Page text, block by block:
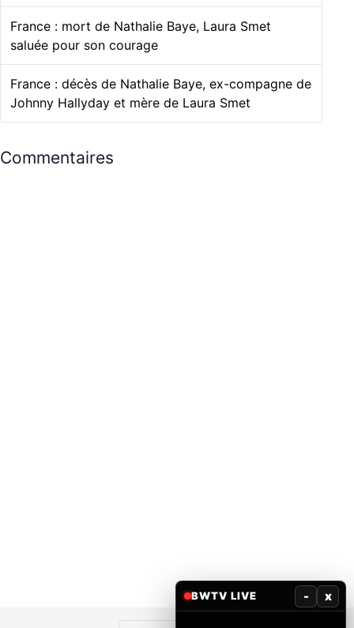
France : mort de Nathalie Baye, Laura Smet
saluée pour son courage
France : décès de Nathalie Baye, ex-compagne de
Johnny Hallyday et mère de Laura Smet
Commentaires
BWTV LIVE - x